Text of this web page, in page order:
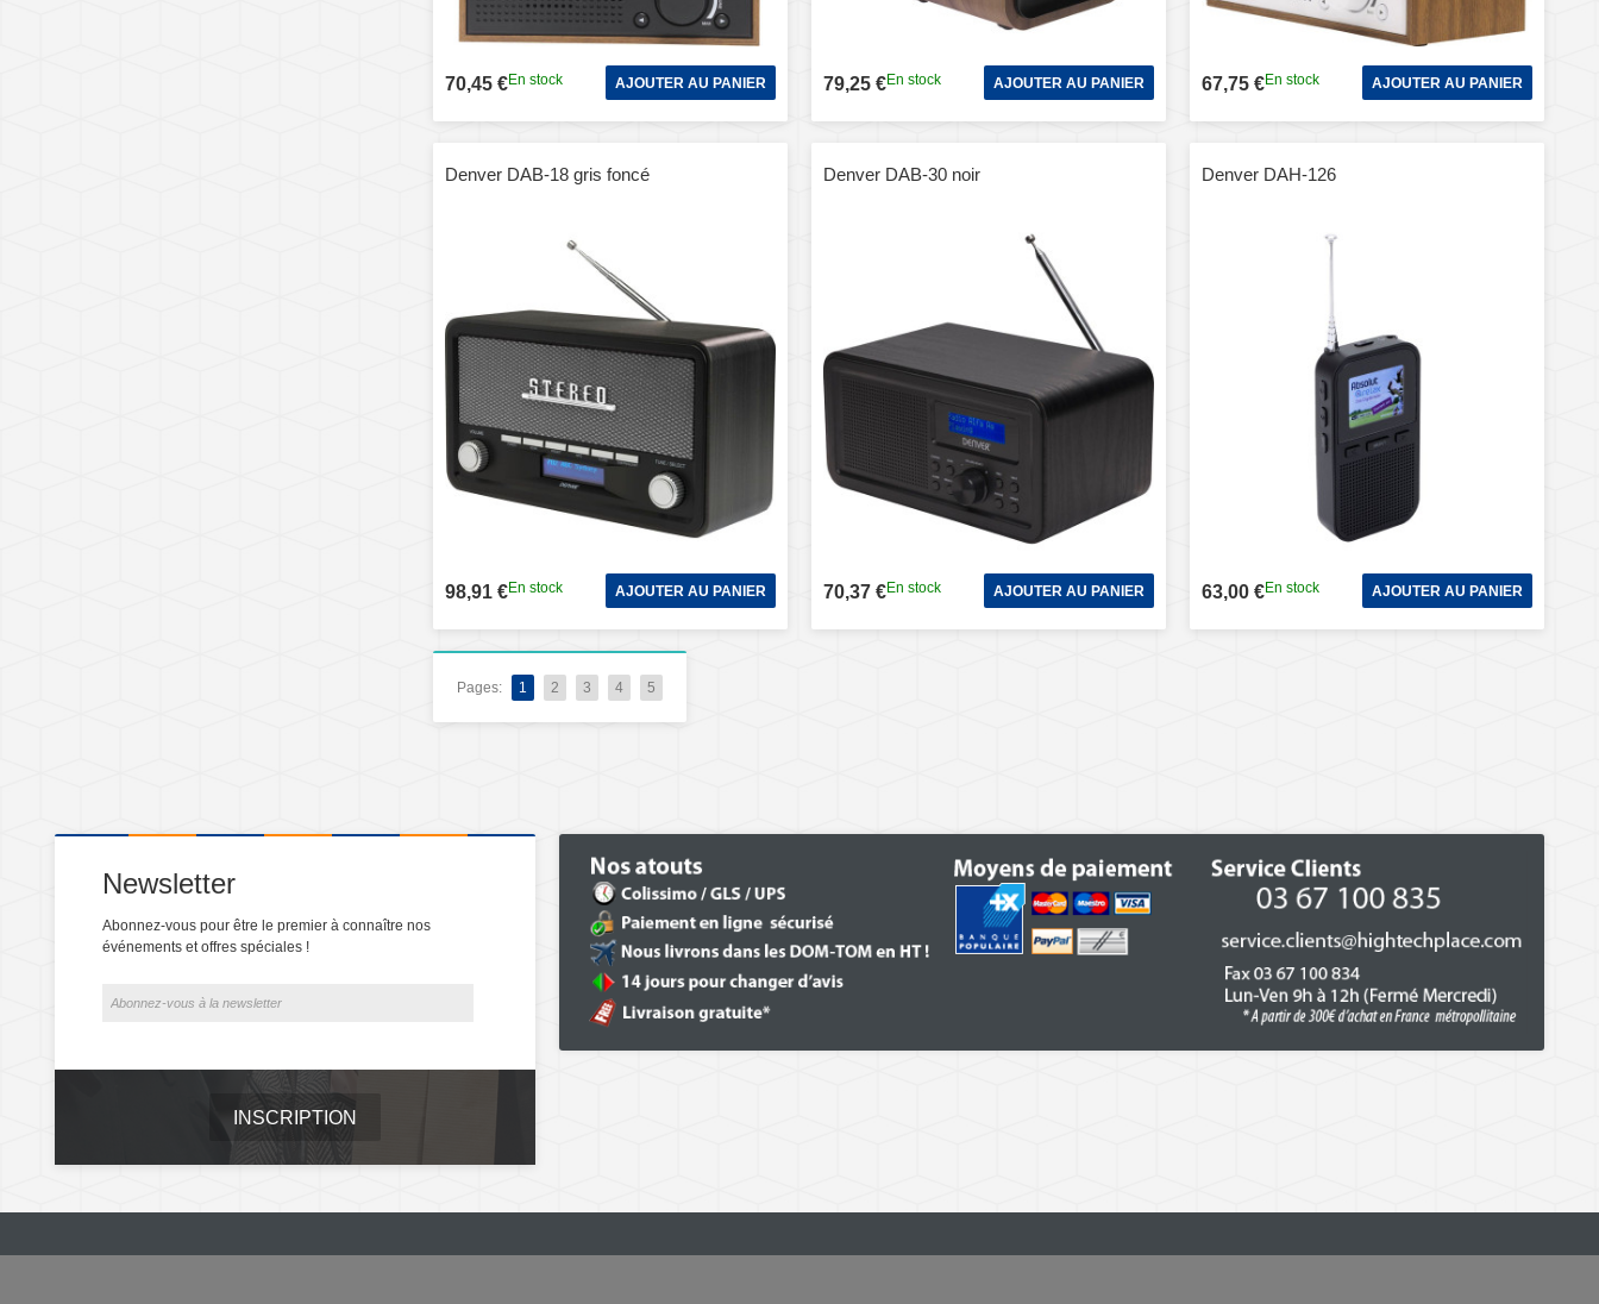
70,45 €En stock AJOUTER AU PANIER 79,25 €En stock AJOUTER AU PANIER 67,75 €En stock AJOUTER AU PANIER
Denver DAB-18 gris foncé
98,91 €En stock AJOUTER AU PANIER
Denver DAB-30 noir
70,37 €En stock AJOUTER AU PANIER
Denver DAH-126
63,00 €En stock AJOUTER AU PANIER
Pages: 1 2 3 4 5
Newsletter
Abonnez-vous pour être le premier à connaître nos
événements et offres spéciales !
INSCRIPTION